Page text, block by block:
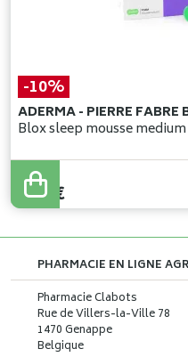
-10%
ADERMA - PIERRE FABRE
6,99€
6,29 €
PHARMACIE EN LIGNE
Pharmacie Clabots
Rue de Villers-la-Ville 78
1470 Genappe
Belgique